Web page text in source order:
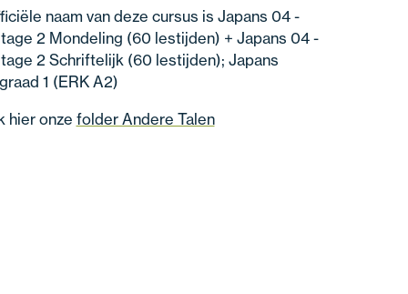
naam van deze cursus is Japans 04 -
2 Mondeling (60 lestijden) + Japans 04 -
2 Schriftelijk (60 lestijden); Japans
1 (ERK A2)
hier onze folder Andere Talen